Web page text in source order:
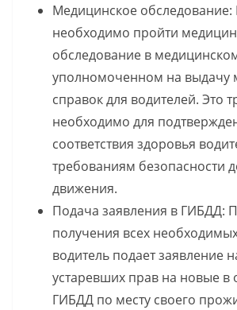
Медицинское
необходимо пройти
обследование в
уполномоченном на выдачу
справок для водителей. Это
необходимо для
соответствия здоровья
требованиям безопасности
движения.
Подача заявления в ГИБДД:
получения всех
водитель подает заявление
устаревших прав на новые в
ГИБДД по месту своего